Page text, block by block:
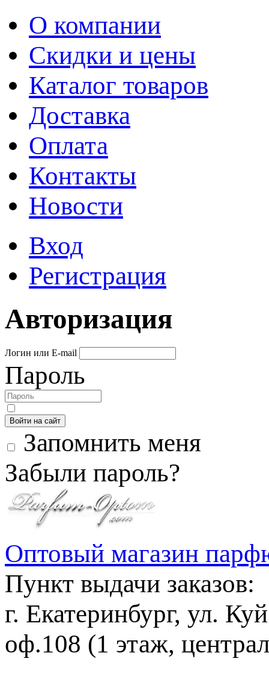
О компании
Скидки и цены
Каталог товаров
Доставка
Оплата
Контакты
Новости
Вход
Регистрация
Авторизация
Логин или E-mail
Пароль
Войти на сайт
Запомнить меня
Забыли пароль?
Оптовый магазин
Пункт выдачи заказов:
г. Екатеринбург, ул.
оф.108 (1 этаж,